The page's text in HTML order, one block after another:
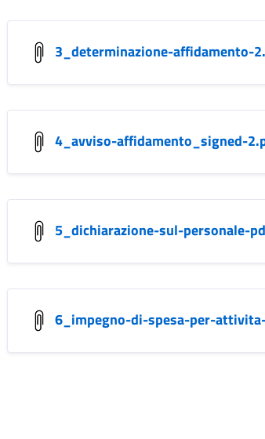
3_determinazione-affidamento-
4_avviso-affidamento_signed-
5_dichiarazione-sul-personale-
6_impegno-di-spesa-per-